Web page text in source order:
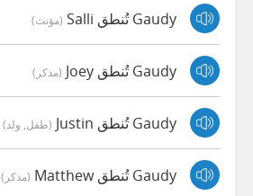
Gaudy تُنطق Salli (مؤنث)
Gaudy تُنطق Joey (مذكر)
Gaudy تُنطق Justin (طفل, ولد)
Gaudy تُنطق Matthew (مذكر)